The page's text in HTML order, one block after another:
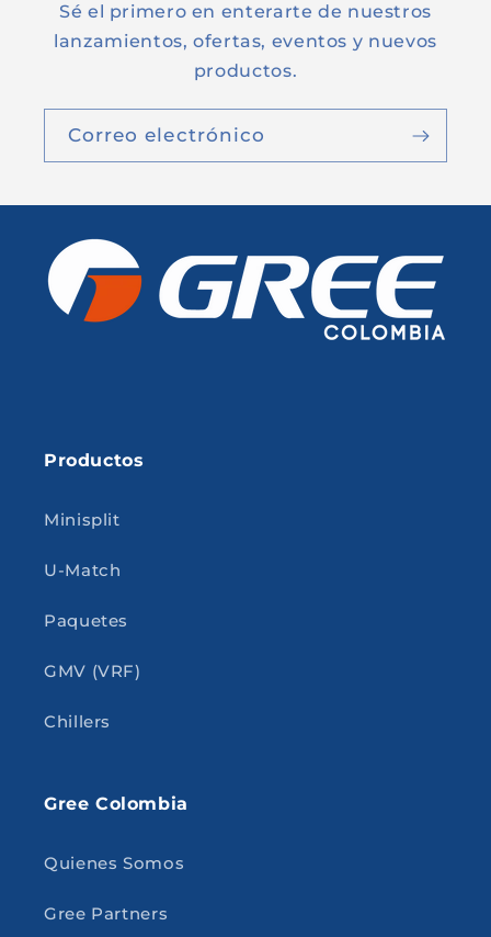
Sé el primero en enterarte de nuestros
lanzamientos, ofertas, eventos y nuevos
productos.
Correo electrónico
Productos
Minisplit
U-Match
Paquetes
GMV (VRF)
Chillers
Gree Colombia
Quienes Somos
Gree Partners